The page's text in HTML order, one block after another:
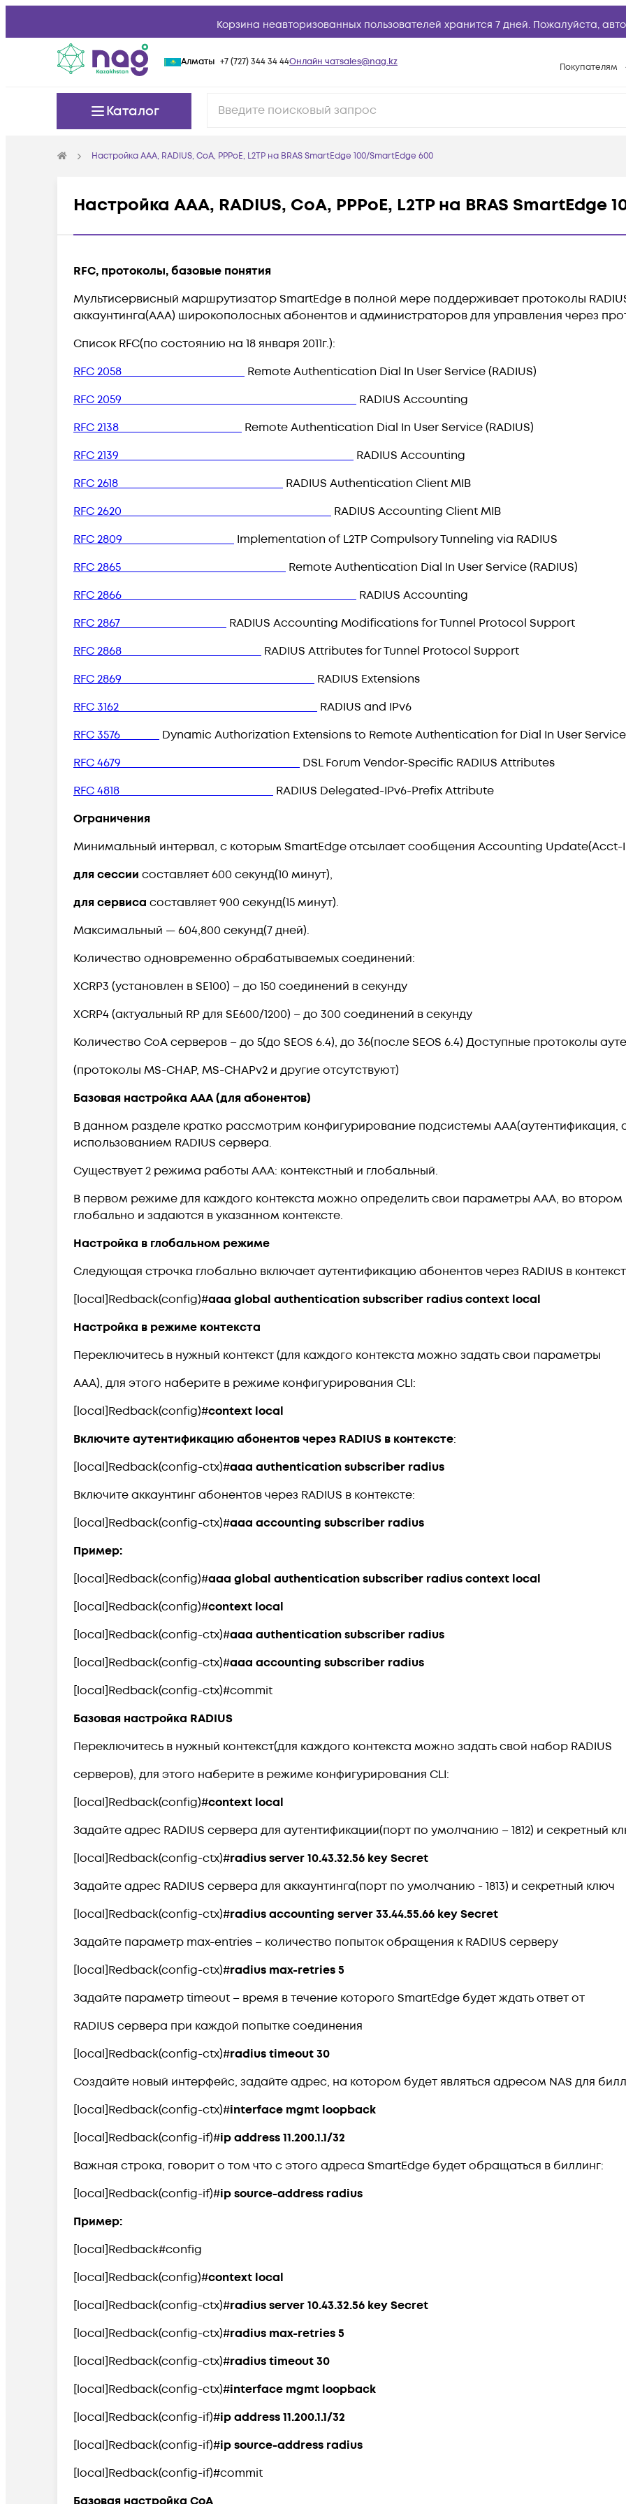
Корзина неавторизованных пользователей хранится 7 дней. Пожалуйста,
Алматы +7 (727) 344 34 44Онлайн чатsales@nag.kz Покупателям
Техническая
База знаний
Каталог
Настройка AAA, RADIUS, CoA, PPPoE, L2TP на BRAS SmartEdge 100/SmartEdge 600
Настройка AAA, RADIUS, CoA, PPPoE, L2TP на BRAS SmartEdge
RFC, протоколы, базовые понятия
Мультисервисный маршрутизатор SmartEdge в полной мере поддерживает протоколы
аккаунтинга(AAA) широкополосных абонентов и администраторов для управления через
Список RFC(по состоянию на 18 января 2011г.):
RFC 2058
Remote Authentication Dial In User Service (RADIUS)
RFC 2059
RADIUS Accounting
RFC 2138
Remote Authentication Dial In User Service (RADIUS)
RFC 2139
RADIUS Accounting
RFC 2618
RADIUS Authentication Client MIB
RFC 2620
RADIUS Accounting Client MIB
RFC 2809
Implementation of L2TP Compulsory Tunneling via RADIUS
RFC 2865
Remote Authentication Dial In User Service (RADIUS)
RFC 2866
RADIUS Accounting
RFC 2867
RADIUS Accounting Modifications for Tunnel Protocol Support
RFC 2868
RADIUS Attributes for Tunnel Protocol Support
RFC 2869
RADIUS Extensions
RFC 3162
RADIUS and IPv6
RFC 3576
Dynamic Authorization Extensions to Remote Authentication for Dial In User Service
RFC 4679
DSL Forum Vendor-Specific RADIUS Attributes
RFC 4818
RADIUS Delegated-IPv6-Prefix Attribute
Ограничения
Минимальный интервал, с которым SmartEdge отсылает сообщения Accounting Update(Acct-
для сессии составляет 600 секунд(10 минут),
для сервиса составляет 900 секунд(15 минут).
Максимальный — 604,800 секунд(7 дней).
Количество одновременно обрабатываемых соединений:
XCRP3 (установлен в SE100) – до 150 соединений в секунду
XCRP4 (актуальный RP для SE600/1200) – до 300 соединений в секунду
Количество CoA серверов – до 5(до SEOS 6.4), до 36(после SEOS 6.4) Доступные протоколы
(протоколы MS-CHAP, MS-CHAPv2 и другие отсутствуют)
Базовая настройка AAA (для абонентов)
В данном разделе кратко рассмотрим конфигурирование подсистемы AAA(аутентификация,
использованием RADIUS сервера.
Существует 2 режима работы AAA: контекстный и глобальный.
В первом режиме для каждого контекста можно определить свои параметры ААА, во
глобально и задаются в указанном контексте.
Настройка в глобальном режиме
Следующая строчка глобально включает аутентификацию абонентов через RADIUS в
[local]Redback(config)#aaa global authentication subscriber radius context local
Настройка в режиме контекста
Переключитесь в нужный контекст (для каждого контекста можно задать свои параметры
AAA), для этого наберите в режиме конфигурирования CLI:
[local]Redback(config)#context local
Включите аутентификацию абонентов через RADIUS в контексте:
[local]Redback(config-ctx)#aaa authentication subscriber radius
Включите аккаунтинг абонентов через RADIUS в контексте:
[local]Redback(config-ctx)#aaa accounting subscriber radius
Пример:
[local]Redback(config)#aaa global authentication subscriber radius context local
[local]Redback(config)#context local
[local]Redback(config-ctx)#aaa authentication subscriber radius
[local]Redback(config-ctx)#aaa accounting subscriber radius
[local]Redback(config-ctx)#commit
Базовая настройка RADIUS
Переключитесь в нужный контекст(для каждого контекста можно задать свой набор RADIUS
серверов), для этого наберите в режиме конфигурирования CLI:
[local]Redback(config)#context local
Задайте адрес RADIUS сервера для аутентификации(порт по умолчанию – 1812) и секретный
[local]Redback(config-ctx)#radius server 10.43.32.56 key Secret
Задайте адрес RADIUS сервера для аккаунтинга(порт по умолчанию - 1813) и секретный ключ
[local]Redback(config-ctx)#radius accounting server 33.44.55.66 key Secret
Задайте параметр max-entries – количество попыток обращения к RADIUS серверу
[local]Redback(config-ctx)#radius max-retries 5
Задайте параметр timeout – время в течение которого SmartEdge будет ждать ответ от
RADIUS сервера при каждой попытке соединения
[local]Redback(config-ctx)#radius timeout 30
Создайте новый интерфейс, задайте адрес, на котором будет являться адресом NAS для
[local]Redback(config-ctx)#interface mgmt loopback
[local]Redback(config-if)#ip address 11.200.1.1/32
Важная строка, говорит о том что с этого адреса SmartEdge будет обращаться в биллинг:
[local]Redback(config-if)#ip source-address radius
Пример:
[local]Redback#config
[local]Redback(config)#context local
[local]Redback(config-ctx)#radius server 10.43.32.56 key Secret
[local]Redback(config-ctx)#radius max-retries 5
[local]Redback(config-ctx)#radius timeout 30
[local]Redback(config-ctx)#interface mgmt loopback
[local]Redback(config-if)#ip address 11.200.1.1/32
[local]Redback(config-if)#ip source-address radius
[local]Redback(config-if)#commit